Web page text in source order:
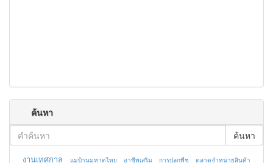
ค้นหา
ค้นหา
งานเทศกาล แม่บ้านมหาดไทย อาชีพเสริม การปลูกพืช ตลาดจำหน่ายสินค้า